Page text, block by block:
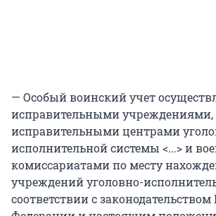
— Особый воинский учет
исправительными учреждениями,
исправительными центрами
исполнительной системы <...> и
комиссариатами по месту
учреждений уголовно-
соответствии с